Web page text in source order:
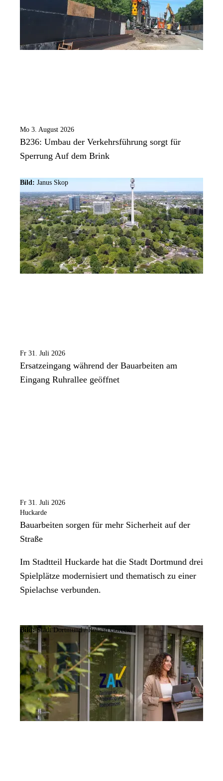
Mo 3. August 2026
B236: Umbau der Verkehrsführung sorgt für
Sperrung Auf dem Brink
Bild: Janus Skop
Fr 31. Juli 2026
Ersatzeingang während der Bauarbeiten am
Eingang Ruhrallee geöffnet
Fr 31. Juli 2026
Huckarde
Bauarbeiten sorgen für mehr Sicherheit auf der
Straße
Im Stadtteil Huckarde hat die Stadt Dortmund drei
Spielplätze modernisiert und thematisch zu einer
Spielachse verbunden.
Bild:Stadt Dortmund / Roland Gorecki